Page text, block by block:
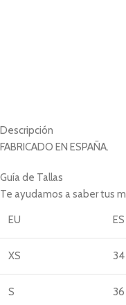
Descripción
FABRICADO EN ESPAÑA.
Guía de Tallas
Te ayudamos a saber tus
EU ES
XS 34
S 36